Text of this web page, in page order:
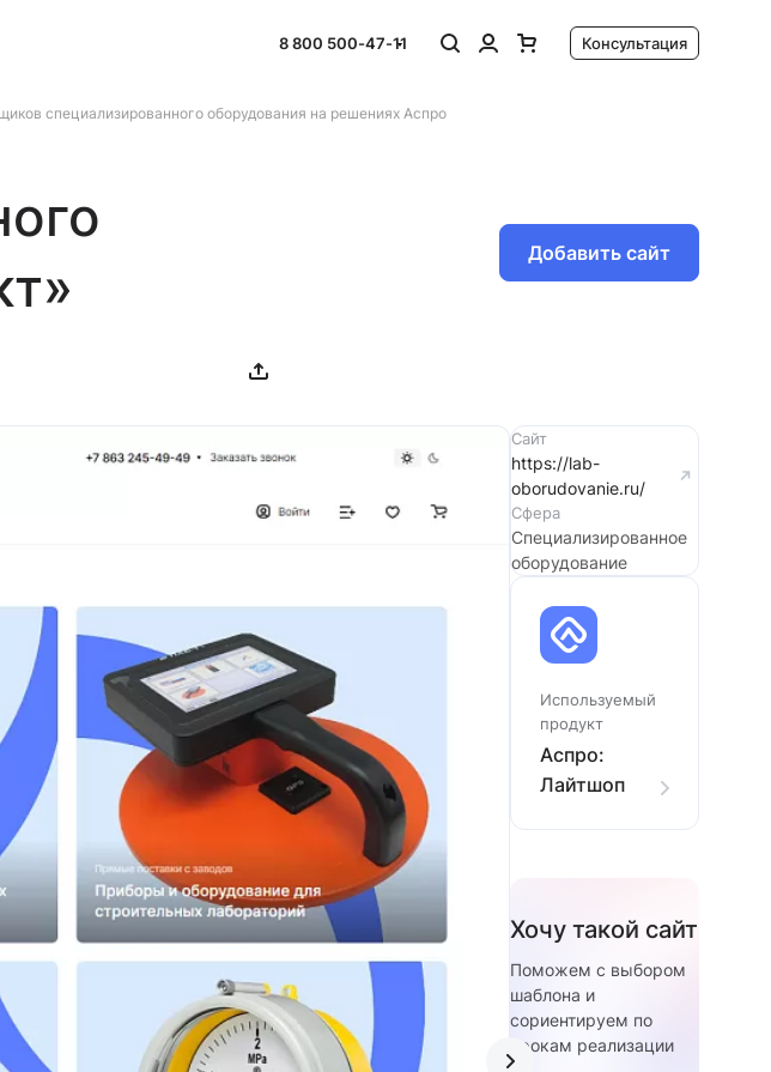
8 800 500-47-11 Консультация
специализированного оборудования на решениях Аспро
Добавить сайт
Сайт
https://lab-
oborudovanie.ru/
Сфера
Специализированное
оборудование
Используемый
продукт
Аспро:
Лайтшоп
Хочу такой сайт
Поможем с выбором
шаблона и
сориентируем по
срокам реализации